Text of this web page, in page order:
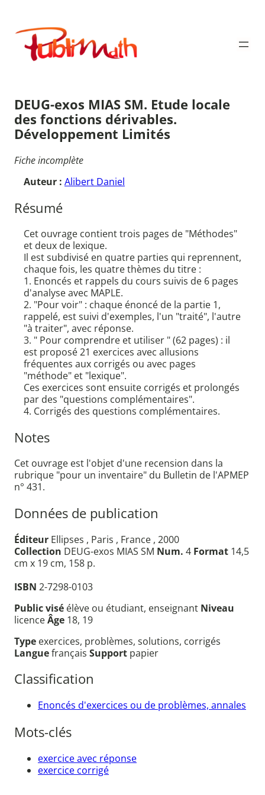
contenu
Publimath
DEUG-exos MIAS SM. Etude locale
des fonctions dérivables.
Développement Limités
Fiche incomplète
Auteur : Alibert Daniel
Résumé
Cet ouvrage contient trois pages de "Méthodes"
et deux de lexique.
Il est subdivisé en quatre parties qui reprennent,
chaque fois, les quatre thèmes du titre :
1. Enoncés et rappels du cours suivis de 6 pages
d'analyse avec MAPLE.
2. "Pour voir" : chaque énoncé de la partie 1,
rappelé, est suivi d'exemples, l'un "traité", l'autre
"à traiter", avec réponse.
3. " Pour comprendre et utiliser " (62 pages) : il
est proposé 21 exercices avec allusions
fréquentes aux corrigés ou avec pages
"méthode" et "lexique".
Ces exercices sont ensuite corrigés et prolongés
par des "questions complémentaires".
4. Corrigés des questions complémentaires.
Notes
Cet ouvrage est l'objet d'une recension dans la
rubrique "pour un inventaire" du Bulletin de l'APMEP
n° 431.
Données de publication
Éditeur Ellipses , Paris , France , 2000
Collection DEUG-exos MIAS SM Num. 4 Format 14,5
cm x 19 cm, 158 p.
ISBN 2-7298-0103
Public visé élève ou étudiant, enseignant Niveau
licenceÂge 18, 19
Type exercices, problèmes, solutions, corrigés
Languefrançais Support papier
Classification
Enoncés d'exercices ou de problèmes, annales
Mots-clés
exercice avec réponse
exercice corrigé